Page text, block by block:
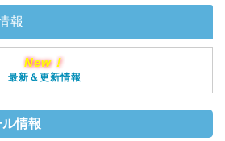
報
New！
最新＆更新情報
情報